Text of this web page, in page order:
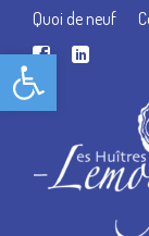
Ouvrir la barre d’outils
Quoi de neuf